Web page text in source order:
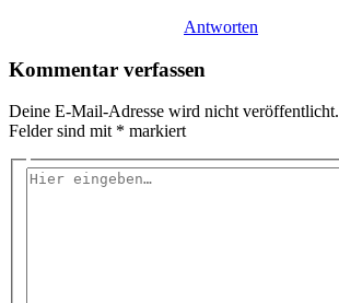
Antworten
Kommentar verfassen
Deine E-Mail-Adresse wird nicht veröffentlicht.
Felder sind mit * markiert
Hier